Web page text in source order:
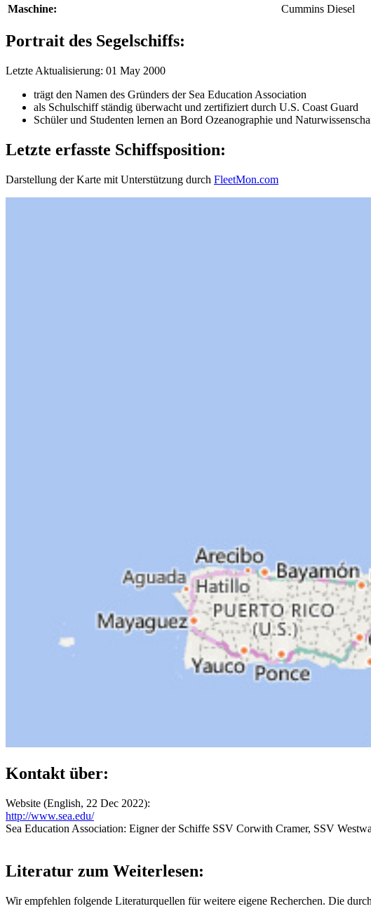
Maschine:
Cummins Diesel
Portrait des Segelschiffs:
Letzte Aktualisierung: 01 May 2000
trägt den Namen des Gründers der Sea Education Association
als Schulschiff ständig überwacht und zertifiziert durch U.S. Coast Guard
Schüler und Studenten lernen an Bord Ozeanographie und
Letzte erfasste Schiffsposition:
Darstellung der Karte mit Unterstützung durch FleetMon.com
Kontakt über:
Website (English, 22 Dec 2022):
http://www.sea.edu/
Sea Education Association: Eigner der Schiffe SSV Corwith Cramer, SSV
Literatur zum Weiterlesen:
Wir empfehlen folgende Literaturquellen für weitere eigene Recherchen. Die durch